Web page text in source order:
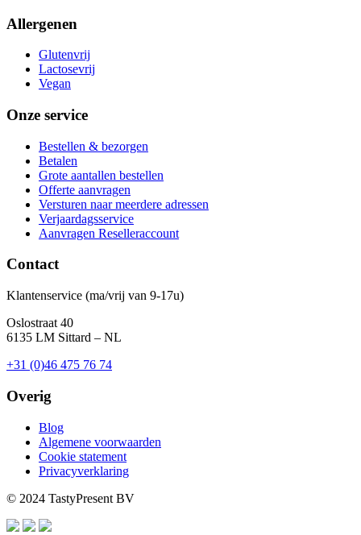
Allergenen
Glutenvrij
Lactosevrij
Vegan
Onze service
Bestellen & bezorgen
Betalen
Grote aantallen bestellen
Offerte aanvragen
Versturen naar meerdere adressen
Verjaardagsservice
Aanvragen Reselleraccount
Contact
Klantenservice (ma/vrij van 9-17u)
Oslostraat 40
6135 LM Sittard – NL
+31 (0)46 475 76 74
Overig
Blog
Algemene voorwaarden
Cookie statement
Privacyverklaring
© 2024 TastyPresent BV